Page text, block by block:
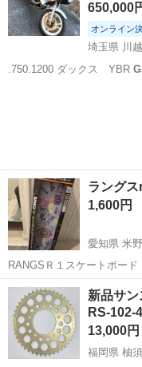
650,000
オンライン
埼玉県 川
.750.1200 ダックス YBR
ラング
1,600円
愛知県 米
RANGSＲ１スケートボード 1、2回
枚目、４枚目ご参考下さい。 お取引きはイオンみよし付近でお願
ます。
愛知 みよし市 米野
新品サ
RS-102-
13,000円
福岡県 柚